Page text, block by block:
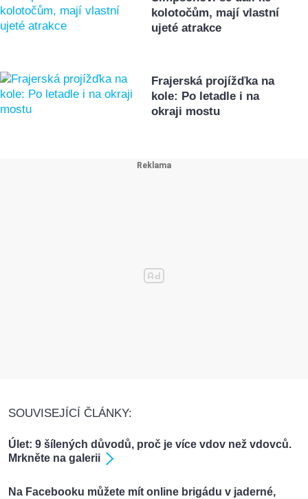
kolotočům, mají vlastní
ujeté atrakce
Frajerská projížďka na
kole: Po letadle i na
okraji mostu
SOUVISEJÍCÍ ČLÁNKY:
Úlet: 9 šílených důvodů, proč je více vdov než vdovců.
Mrkněte na galerii
Na Facebooku můžete mít online brigádu v jaderné,